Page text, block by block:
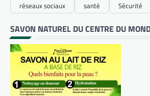
réseaux sociaux
santé Sécurité
SAVON NATUREL DU CENTRE DU